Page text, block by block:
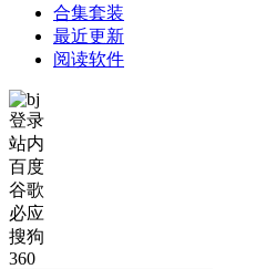
合集套装
最近更新
阅读软件
登录
站内
百度
谷歌
必应
搜狗
360